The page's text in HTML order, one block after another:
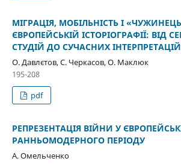
МІГРАЦІЯ, МОБІЛЬНІСТЬ І
ЄВРОПЕЙСЬКІЙ ІСТОРІОГРАФІЇ: ВІД
СТУДІЙ ДО СУЧАСНИХ ІНТЕРПРЕТАЦІЙ
О. Давлєтов, С. Черкасов, О. Маклюк
195-208
pdf
РЕПРЕЗЕНТАЦІЯ ВІЙНИ У
РАННЬОМОДЕРНОГО ПЕРІОДУ
А. Омельченко